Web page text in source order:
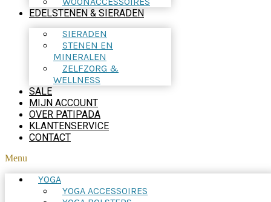
EDELSTENEN & SIERADEN
SIERADEN
STENEN EN
MINERALEN
ZELFZORG &
WELLNESS
SALE
MIJN ACCOUNT
OVER PATIPADA
KLANTENSERVICE
CONTACT
Menu
YOGA
YOGA ACCESSOIRES